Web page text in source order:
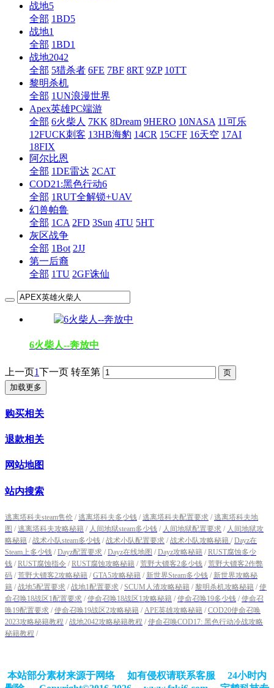
战地5
全部 1BD5
战地1
全部 1BD1
战地2042
全部 5猎杀者 6FE 7BF 8RT 9ZP 10TT
黎明杀机
全部 1UN浪漫世界
Apex英雄PC端游
全部 6火柴人 7KK 8Dream 9HERO 10NASA 11可乐
12FUCK刺客 13HB海豹 14CR 15CFF 16天空 17AI
18FIX
阿尔比恩
全部 1DE雷达 2CAT
COD21:黑色行动6
全部 1RUT全解锁+UAV
幻兽帕鲁
全部 1CA 2FD 3Sun 4TU 5HT
灰区战争
全部 1Bot 2JJ
第一后裔
全部 1TU 2GF诛仙
6火柴人--奔放中
上一页1下一页 转至第
加载更多
购买相关
退款相关
网站地图
站内搜索
逃离塔科夫steam售价 / 逃离塔科夫多少钱 / 逃离塔科夫配置要求 / 逃离塔科夫地
图 / 逃离塔科夫攻略秘籍 / 人间地狱steam多少钱 / 人间地狱配置要求 / 人间地狱攻
略秘籍 / 战术小队steam多少钱 / 战术小队配置要求 / 战术小队攻略秘籍 / Dayz在
Steam上多少钱 / Dayz配置要求 / Dayz在线地图 / Dayz攻略秘籍 / RUST腐蚀多少
钱 / RUST腐蚀指令 / RUST腐蚀攻略秘籍 / 荒野大镖客2多少钱 / 荒野大镖客2作弊
码 / 荒野大镖客2攻略秘籍 / GTA5攻略秘籍 / 新世界Steam多少钱 / 新世界攻略秘
籍 / 战地5配置要求 / 战地1配置要求 / SCUM人渣攻略秘籍 / 黎明杀机攻略秘籍 / 使
命召唤18战区1配置要求 / 使命召唤18战区1攻略秘籍 / 使命召唤19多少钱 / 使命召
唤19配置要求 / 使命召唤19战区2攻略秘籍 / APE英雄攻略秘籍 / COD20使命召唤
2023攻略秘籍教程 / 战地2042攻略秘籍教程 / 使命召唤COD17: 黑色行动冷战攻略
秘籍教程 /
本站部分素材来源于网络 如有侵权请联系客服 24小时内